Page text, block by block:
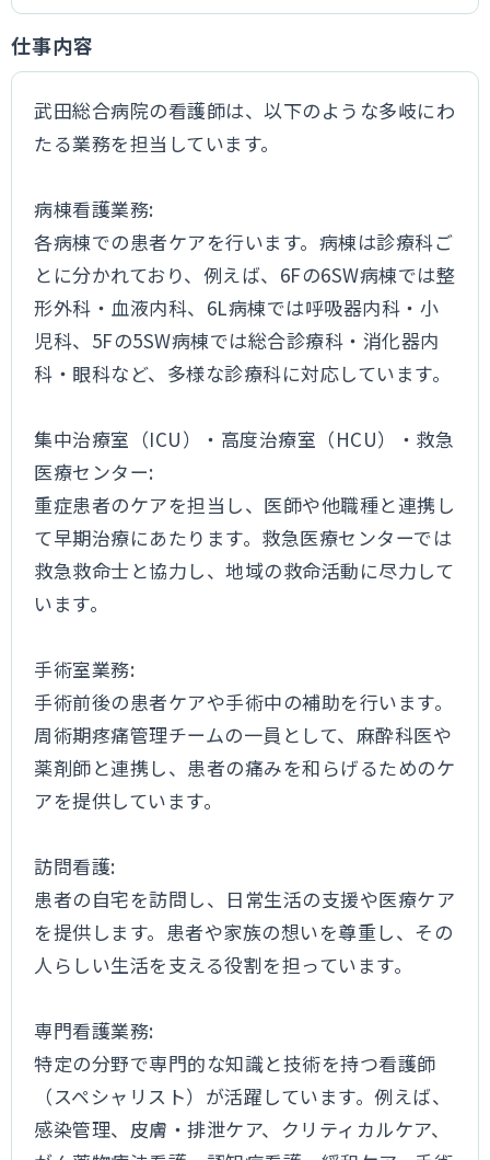
仕事内容
武田総合病院の看護師は、以下のような多岐にわ
たる業務を担当しています。
病棟看護業務:
各病棟での患者ケアを行います。病棟は診療科ご
とに分かれており、例えば、6Fの6SW病棟では整
形外科・血液内科、6L病棟では呼吸器内科・小
児科、5Fの5SW病棟では総合診療科・消化器内
科・眼科など、多様な診療科に対応しています。
集中治療室（ICU）・高度治療室（HCU）・救急
医療センター:
重症患者のケアを担当し、医師や他職種と連携し
て早期治療にあたります。救急医療センターでは
救急救命士と協力し、地域の救命活動に尽力して
います。
手術室業務:
手術前後の患者ケアや手術中の補助を行います。
周術期疼痛管理チームの一員として、麻酔科医や
薬剤師と連携し、患者の痛みを和らげるためのケ
アを提供しています。
訪問看護:
患者の自宅を訪問し、日常生活の支援や医療ケア
を提供します。患者や家族の想いを尊重し、その
人らしい生活を支える役割を担っています。
専門看護業務:
特定の分野で専門的な知識と技術を持つ看護師
（スペシャリスト）が活躍しています。例えば、
感染管理、皮膚・排泄ケア、クリティカルケア、